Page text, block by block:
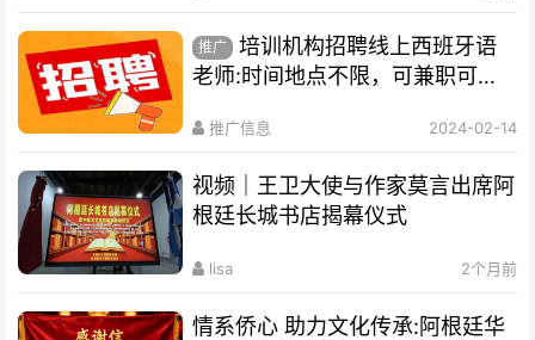
推广
培训机构招聘线上西班牙语
老师:时间地点不限，可兼职可全
推广信息 2024-02-14
视频｜王卫大使与作家莫言出席阿
根廷长城书店揭幕仪式
lisa 2个月前
情系侨心 助力文化传承:阿根廷华